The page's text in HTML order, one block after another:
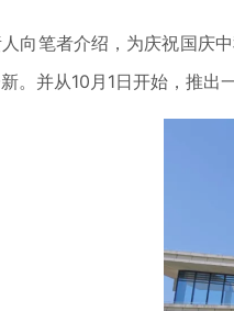
笔者介绍，为庆祝国庆中
。并从10月1日开始，推出